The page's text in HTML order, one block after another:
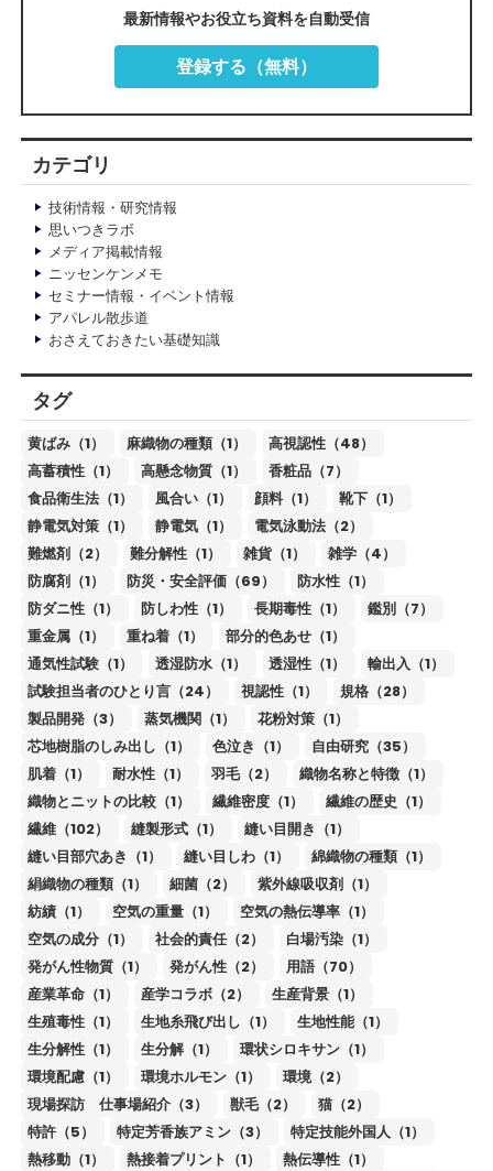
最新情報やお役立ち資料を自動受信
登録する（無料）
カテゴリ
技術情報・研究情報
思いつきラボ
メディア掲載情報
ニッセンケンメモ
セミナー情報・イベント情報
アパレル散歩道
おさえておきたい基礎知識
タグ
黄ばみ（1） 麻織物の種類（1）
高視認性（48）
高蓄積性（1）
高懸念物質（1）
香粧品（7）
食品衛生法（1）
風合い（1） 顔料（1）
靴下（1）
静電気対策（1）
静電気（1）
電気泳動法（2）
難燃剤（2）
難分解性（1） 雑貨（1）
雑学（4）
防腐剤（1）
防災・安全評価（69）
防水性（1）
防ダニ性（1）
防しわ性（1） 長期毒性（1）
鑑別（7）
重金属（1）
重ね着（1）
部分的色あせ（1）
通気性試験（1）
透湿防水（1） 透湿性（1）
輸出入（1）
試験担当者のひとり言（24）
視認性（1）
規格（28）
製品開発（3）
蒸気機関（1）
花粉対策（1）
芯地樹脂のしみ出し（1）
色泣き（1）
自由研究（35）
肌着（1）
耐水性（1） 羽毛（2）
織物名称と特徴（1）
織物とニットの比較（1）
繊維密度（1）
繊維の歴史（1）
繊維（102）
縫製形式（1）
縫い目開き（1）
縫い目部穴あき（1）
縫い目しわ（1）
綿織物の種類（1）
絹織物の種類（1）
細菌（2）
紫外線吸収剤（1）
紡績（1）
空気の重量（1）
空気の熱伝導率（1）
空気の成分（1）
社会的責任（2）
白場汚染（1）
発がん性物質（1）
発がん性（2）
用語（70）
産業革命（1）
産学コラボ（2）
生産背景（1）
生殖毒性（1）
生地糸飛び出し（1）
生地性能（1）
生分解性（1）
生分解（1）
環状シロキサン（1）
環境配慮（1）
環境ホルモン（1）
環境（2）
現場探訪 仕事場紹介（3）
獣毛（2）
猫（2）
特許（5）
特定芳香族アミン（3）
特定技能外国人（1）
熱移動（1）
熱接着プリント（1）
熱伝導性（1）